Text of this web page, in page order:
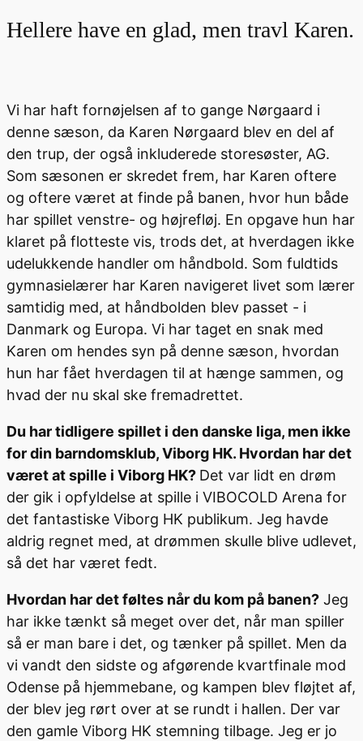
Hellere have en glad, men travl Karen.
Vi har haft fornøjelsen af to gange Nørgaard i
denne sæson, da Karen Nørgaard blev en del af
den trup, der også inkluderede storesøster, AG.
Som sæsonen er skredet frem, har Karen oftere
og oftere været at finde på banen, hvor hun både
har spillet venstre- og højrefløj. En opgave hun har
klaret på flotteste vis, trods det, at hverdagen ikke
udelukkende handler om håndbold. Som fuldtids
gymnasielærer har Karen navigeret livet som lærer
samtidig med, at håndbolden blev passet - i
Danmark og Europa. Vi har taget en snak med
Karen om hendes syn på denne sæson, hvordan
hun har fået hverdagen til at hænge sammen, og
hvad der nu skal ske fremadrettet.
Du har tidligere spillet i den danske liga, men ikke
for din barndomsklub, Viborg HK. Hvordan har det
været at spille i Viborg HK? Det var lidt en drøm
der gik i opfyldelse at spille i VIBOCOLD Arena for
det fantastiske Viborg HK publikum. Jeg havde
aldrig regnet med, at drømmen skulle blive udlevet,
så det har været fedt.
Hvordan har det føltes når du kom på banen? Jeg
har ikke tænkt så meget over det, når man spiller
så er man bare i det, og tænker på spillet. Men da
vi vandt den sidste og afgørende kvartfinale mod
Odense på hjemmebane, og kampen blev fløjtet af,
der blev jeg rørt over at se rundt i hallen. Der var
den gamle Viborg HK stemning tilbage. Jeg er jo